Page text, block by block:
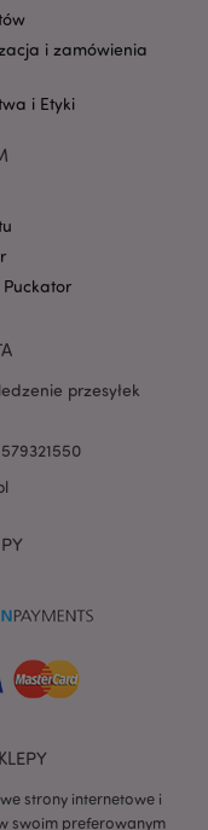
i zamówienia
i Etyki
przesyłek
strony internetowe i
swoim preferowanym
Adobe Inc.
www.puckator.pl